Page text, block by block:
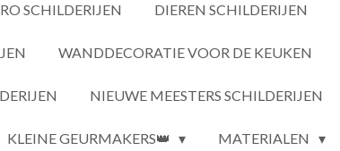
SCHILDERIJEN DIEREN SCHILDERIJEN
WANDDECORATIE VOOR DE KEUKEN
NIEUWE MEESTERS SCHILDERIJEN
KLEINE GEURMAKERS👑 MATERIALEN